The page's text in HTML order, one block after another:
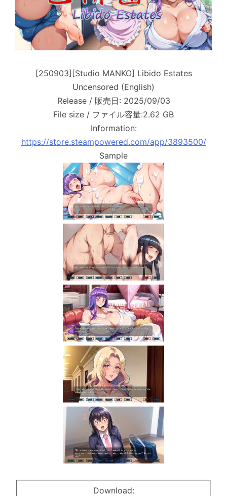
[250903][Studio MANKO] Libido Estates
Uncensored (English)
Release / 販売日: 2025/09/03
File size / ファイル容量:2.62 GB
Information:
https://store.steampowered.com/app/3893500/
Sample
Download: